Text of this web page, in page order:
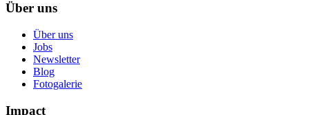
Über uns
Über uns
Jobs
Newsletter
Blog
Fotogalerie
Impact